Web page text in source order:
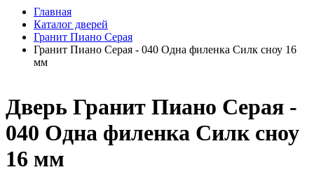
Главная
Каталог дверей
Гранит Пиано Серая
Гранит Пиано Серая - 040 Одна филенка Силк сноу 16
мм
Дверь Гранит Пиано Серая -
040 Одна филенка Силк сноу
16 мм